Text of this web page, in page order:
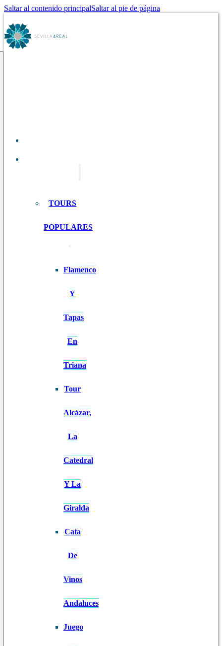
Saltar al contenido principalSaltar al pie de página
TOURS
POPULARES
Flamenco
Y
Tapas
En
Triana
Tour
Alcázar,
La
Catedral
Y La
Giralda
Cata
De
Vinos
Andaluces
Juego